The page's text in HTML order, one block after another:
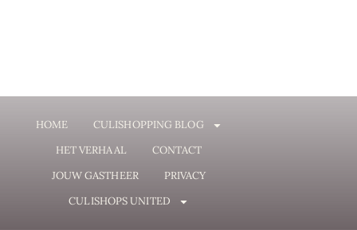
HOME
CULISHOPPING BLOG
HET VERHAAL
CONTACT
JOUW GASTHEER
PRIVACY
CULISHOPS UNITED